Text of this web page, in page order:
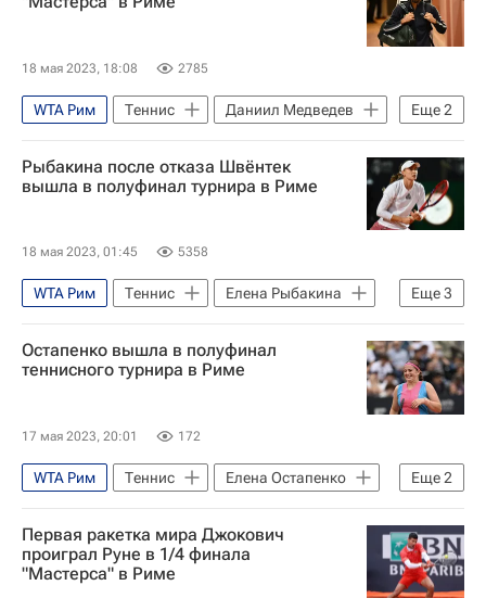
18 мая 2023, 18:08 2785
Еще2
WTA Рим Теннис
Даниил Медведев
Стефанос Циципас
Борна Чорич
Рыбакина после отказа Швёнтек
вышла в полуфинал турнира в Риме
18 мая 2023, 01:45 5358
Еще3
WTA Рим Теннис
Елена Рыбакина
Женская теннисная ассоциация (WTA)
Ига Швентек
Елена Остапенко
Остапенко вышла в полуфинал
теннисного турнира в Риме
17 мая 2023, 20:01 172
Еще2
WTA Рим Теннис
Елена Остапенко
Паула Бадоса
Ига Швентек
Первая ракетка мира Джокович
проиграл Руне в 1/4 финала
"Мастерса" в Риме